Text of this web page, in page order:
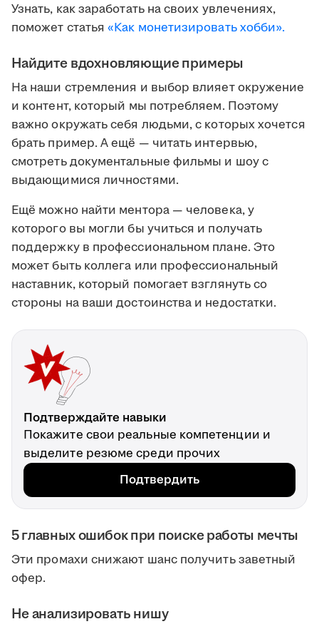
Узнать, как заработать на своих увлечениях,
поможет статья«Как монетизировать хобби».
Найдите вдохновляющие примеры
На наши стремления и выбор влияет окружение
и контент, который мы потребляем. Поэтому
важно окружать себя людьми, с которых хочется
брать пример. А ещё — читать интервью,
смотреть документальные фильмы и шоу с
выдающимися личностями.
Ещё можно найти ментора — человека, у
которого вы могли бы учиться и получать
поддержку в профессиональном плане. Это
может быть коллега или профессиональный
наставник, который помогает взглянуть со
стороны на ваши достоинства и недостатки.
Подтверждайте навыки
Покажите свои реальные компетенции и
выделите резюме среди прочих
Подтвердить
5 главных ошибок при поиске работы мечты
Эти промахи снижают шанс получить заветный
офер.
Не анализировать нишу